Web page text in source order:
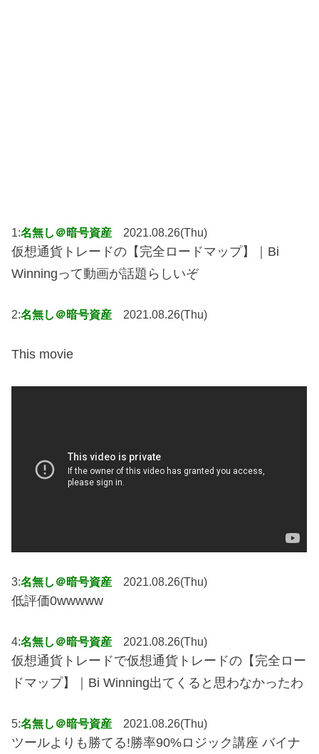
1:名無し＠暗号資産 2021.08.26(Thu)
仮想通貨トレードの【完全ロードマップ】｜Bi
Winningって動画が話題らしいぞ
2:名無し＠暗号資産 2021.08.26(Thu)
This movie
3:名無し＠暗号資産 2021.08.26(Thu)
低評価0wwwww
4:名無し＠暗号資産 2021.08.26(Thu)
仮想通貨トレードで仮想通貨トレードの【完全ロー
ドマップ】｜Bi Winning出てくると思わなかったわ
5:名無し＠暗号資産 2021.08.26(Thu)
ツールよりも勝てる!勝率90%ロジック講座 バイナ